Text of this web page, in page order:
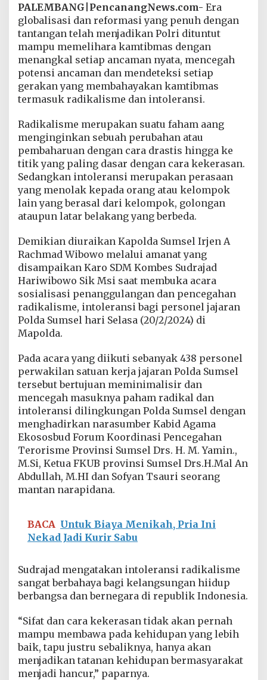
l
i
s
a
s
i
C
e
g
a
B
a
a
y
a
R
a
d
i
a
l
s
m
e
d
a
t
o
l
r
a
n
s
i
D
i
l
i
k
u
n
n
P
o
r
PALEMBANG PencanangNews.com- Era
globalisasi dan reformasi yang penuh dengan
tantangan telah menjadikan Polri dituntut
mampu memelihara kamtibmas dengan
menangkal setiap ancaman nyata, mencegah
potensi ancaman dan mendeteksi setiap
gerakan yang membahayakan kamtibmas
termasuk radikalisme dan intoleransi.
Radikalisme merupakan suatu faham aang
menginginkan sebuah perubahan atau
pembaharuan dengan cara drastis hingga ke
titik yang paling dasar dengan cara kekerasan.
Sedangkan intoleransi merupakan perasaan
yang menolak kepada orang atau kelompok
lain yang berasal dari kelompok, golongan
ataupun latar belakang yang berbeda.
Demikian diuraikan Kapolda Sumsel Irjen A
Rachmad Wibowo melalui amanat yang
disampaikan Karo SDM Kombes Sudrajad
Hariwibowo Sik Msi saat membuka acara
sosialisasi penanggulangan dan pencegahan
radikalisme, intoleransi bagi personel jajaran
Polda Sumsel hari Selasa (20/2/2024) di
Mapolda.
Pada acara yang diikuti sebanyak 438 personel
perwakilan satuan kerja jajaran Polda Sumsel
tersebut bertujuan meminimalisir dan
mencegah masuknya paham radikal dan
intoleransi dilingkungan Polda Sumsel dengan
menghadirkan narasumber Kabid Agama
Ekososbud Forum Koordinasi Pencegahan
Terorisme Provinsi Sumsel Drs. H. M. Yamin.,
M.Si, Ketua FKUB provinsi Sumsel Drs.H.Mal An
Abdullah, M.HI dan Sofyan Tsauri seorang
mantan narapidana.
BACA Untuk Biaya Menikah, Pria Ini
Nekad Jadi Kurir Sabu
Sudrajad mengatakan intoleransi radikalisme
sangat berbahaya bagi kelangsungan hiidup
berbangsa dan bernegara di republik Indonesia.
“Sifat dan cara kekerasan tidak akan pernah
mampu membawa pada kehidupan yang lebih
baik, tapu justru sebaliknya, hanya akan
menjadikan tatanan kehidupan bermasyarakat
menjadi hancur,” paparnya.